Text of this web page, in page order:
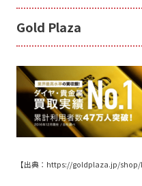
Gold Plaza
【出典： https://goldplaza.jp/